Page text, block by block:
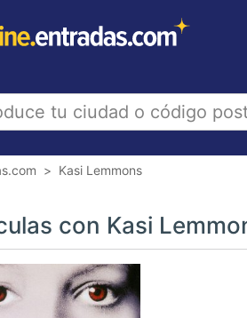
Kasi Lemmons
con Kasi